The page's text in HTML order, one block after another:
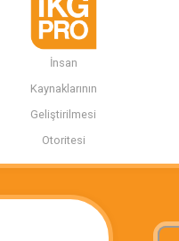
İnsan
Kaynaklarının
Geliştirilmesi
Otoritesi